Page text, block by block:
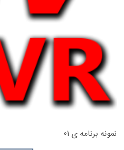
نمونه برنامه ی 01